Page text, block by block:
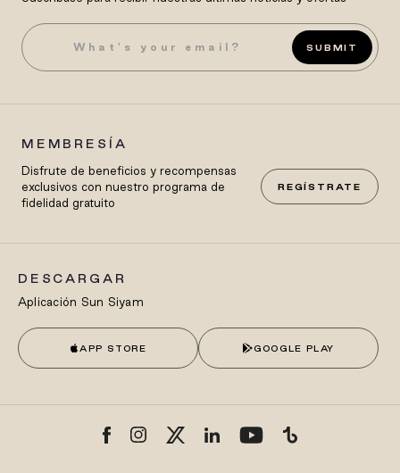
SUBMIT
MEMBRESÍA
Disfrute de beneficios y recompensas
exclusivos con nuestro programa de
fidelidad gratuito
REGÍSTRATE
DESCARGAR
Aplicación Sun Siyam
APP STORE GOOGLE PLAY